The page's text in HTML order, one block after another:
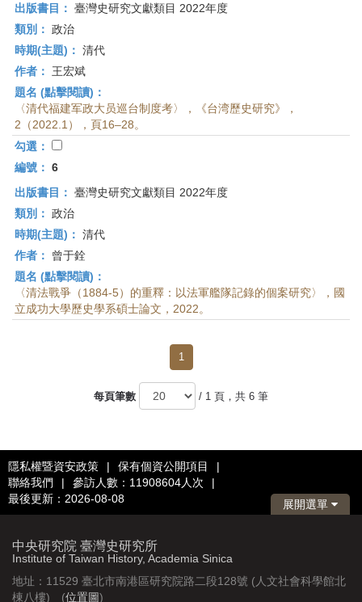
出版書目： 臺灣史研究文獻類目 2022年度
類別： 政治
時期(主題)： 清代
作者：
王宏斌
題名 (點擊閱讀)：
〈清代福建军政大员巡台制度考〉，《台湾歷史研究》，
2（2022.1），頁16–28。
勾選：
編號： 6
出版書目： 臺灣史研究文獻類目 2022年度
類別： 政治
時期(主題)： 清代
作者：
曾于銓
題名 (點擊閱讀)：
〈清法戰爭（1884-5）的重釋：以法軍艦隊記錄的個案研究〉，國
立成功大學歷史學系碩士論文，2022。
1
每頁筆數 / 1 頁，共 6 筆
隱私權暨資安政策 | 保有個資公開項目
|
聯絡我們
| 參訪人數：11908604人次
|
最後更新：2026-08-08
展開選單
中央研究院 臺灣史研究所
Institute of Taiwan History, Academia Sinica
地址：11529 臺北市南港區研究院路二段128號 (人文社會科學館北
棟八樓) (位置圖)